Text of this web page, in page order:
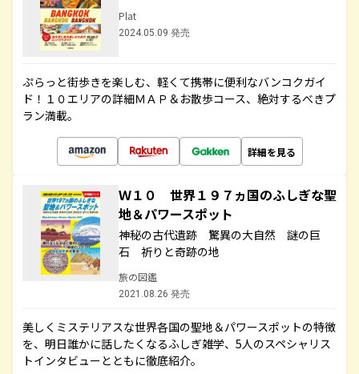
Plat
2024.05.09 発売
ぷらっと街歩きを楽しむ、軽くて携帯に便利なバンコクガイ
ド！１０エリアの詳細ＭＡＰ＆お散歩コース、絶対するべきプ
ラン満載。
詳細を見る
Ｗ１０ 世界１９７ヵ国のふしぎな聖
地＆パワースポット
神秘の古代遺跡 驚異の大自然 謎の巨
石 祈りと奇跡の地
旅の図鑑
2021.08.26 発売
美しくミステリアスな世界各国の聖地＆パワースポットの特徴
を、明日誰かに話したくなるふしぎ雑学、5人のスペシャリス
トインタビューとともに徹底紹介。